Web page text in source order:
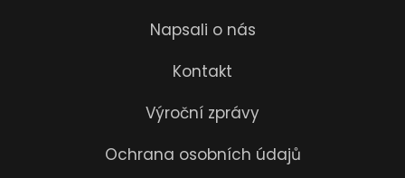
Napsali o nás
Kontakt
Výroční zprávy
Ochrana osobních údajů